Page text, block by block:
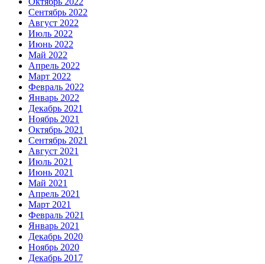
Сентябрь 2022
Август 2022
Июль 2022
Июнь 2022
Май 2022
Апрель 2022
Март 2022
Февраль 2022
Январь 2022
Декабрь 2021
Ноябрь 2021
Октябрь 2021
Сентябрь 2021
Август 2021
Июль 2021
Июнь 2021
Май 2021
Апрель 2021
Март 2021
Февраль 2021
Январь 2021
Декабрь 2020
Ноябрь 2020
Декабрь 2017